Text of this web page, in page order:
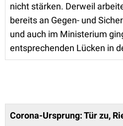
nicht stärken. Derweil
bereits an Gegen- und
und auch im Ministerium
entsprechenden Lücken in
Corona-Ursprung: Tür zu,